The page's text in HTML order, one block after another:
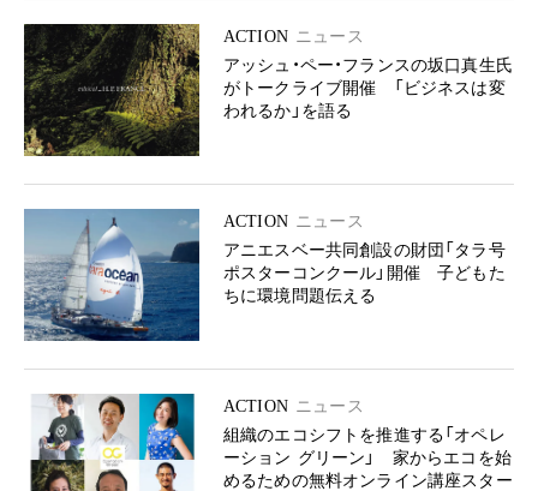
ACTION ニュース
アッシュ・ペー・フランスの坂口真生氏
がトークライブ開催 「ビジネスは変
われるか」を語る
ACTION ニュース
アニエスベー共同創設の財団「タラ号
ポスターコンクール」開催 子どもた
ちに環境問題伝える
ACTION ニュース
組織のエコシフトを推進する「オペレ
ーション グリーン」 家からエコを始
めるための無料オンライン講座スター